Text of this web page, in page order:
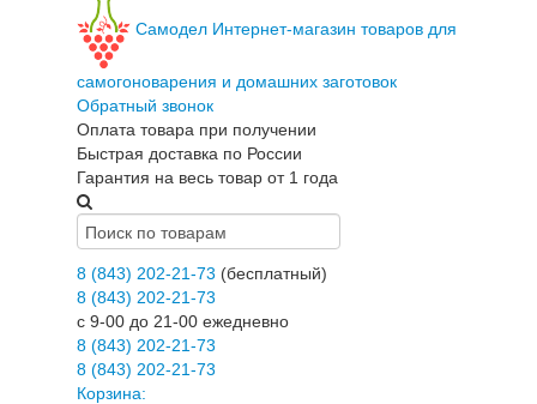
Самодел Интернет-магазин товаров для
самогоноварения и домашних заготовок
Обратный звонок
Оплата товара при получении
Быстрая доставка по России
Гарантия на весь товар от 1 года
8 (843) 202-21-73 (бесплатный)
8 (843) 202-21-73
c 9-00 до 21-00 ежедневно
8 (843) 202-21-73
8 (843) 202-21-73
Корзина: